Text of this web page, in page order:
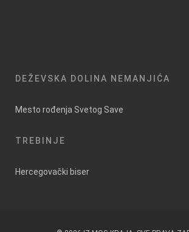
DEŽEVSKA DOLINA NEMANJIĆA
Mesto rođenja Svetog Save
TREBINJE
Hercegovački biser